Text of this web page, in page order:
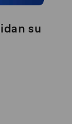
su